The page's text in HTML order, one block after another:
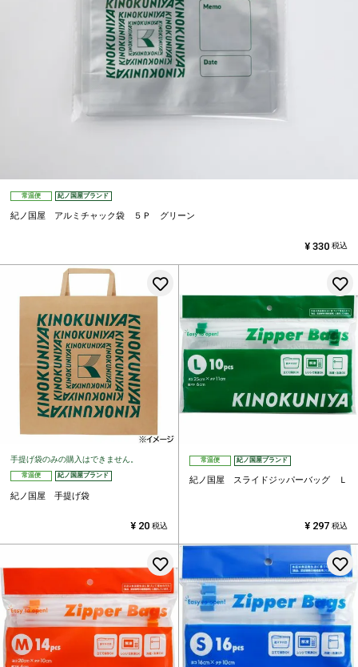
常温便 紀ノ国屋ブランド
紀ノ国屋 アルミチャック袋 ５Ｐ グリーン
¥ 330 税込
手提げ袋のみの購入はできません。
常温便 紀ノ国屋ブランド
紀ノ国屋 手提げ袋
¥ 20 税込
常温便 紀ノ国屋ブランド
紀ノ国屋 スライドジッパーバッグ Ｌ
¥ 297 税込
お気に入りに登録する